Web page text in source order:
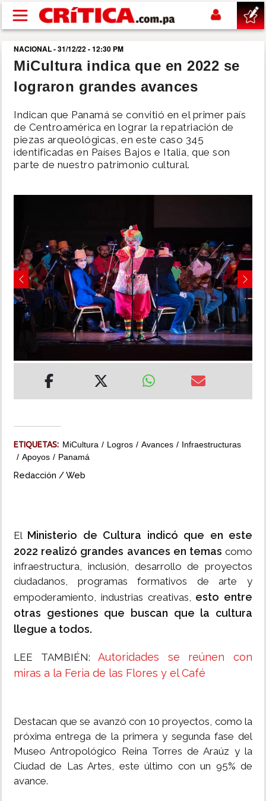
Pasar al contenido principal
buscar
SUCESOS
NACIONAL
POLÍTICA
MUNDO
INSÓLITAS
MULTIMEDIA
NACIONAL - 31/12/22 - 12:30 PM
MiCultura indica que en 2022 se
lograron grandes avances
Indican que Panamá se convitió en el primer país
de Centroamérica en lograr la repatriación de
piezas arqueológicas, en este caso 345
identificadas en Países Bajos e Italia, que son
parte de nuestro patrimonio cultural.
Previous Next
ETIQUETAS: MiCultura Logros Avances
Infraestructuras
Apoyos
Panamá
Redacción / Web
El Ministerio de Cultura indicó que en este
2022 realizó grandes avances en temas como
infraestructura, inclusión, desarrollo de proyectos
ciudadanos, programas formativos de arte y
empoderamiento, industrias creativas, esto entre
otras gestiones que buscan que la cultura
llegue a todos.
LEE TAMBIÉN:Autoridades se reúnen con
miras a la Feria de las Flores y el Café
Destacan que se avanzó con 10 proyectos, como la
próxima entrega de la primera y segunda fase del
Museo Antropológico Reina Torres de Araúz y la
Ciudad de Las Artes, este último con un 95% de
avance.